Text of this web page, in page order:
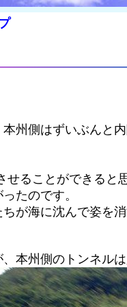
州側はずいぶんと
ることができる
たのです。
が海に沈んで姿を
本州側のトンネル